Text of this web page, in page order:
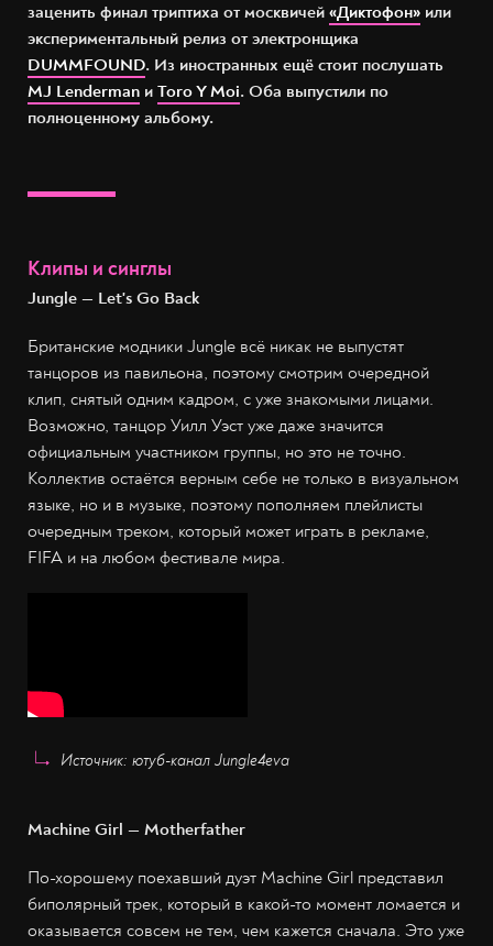
заценить финал триптиха от москвичей «Диктофон» или
экспериментальный релиз от электронщика
DUMMFOUND. Из иностранных ещё стоит послушать
MJ Lenderman и Toro Y Moi. Оба выпустили по
полноценному альбому.
Клипы и синглы
Jungle — Let's Go Back
Британские модники Jungle всё никак не выпустят
танцоров из павильона, поэтому смотрим очередной
клип, снятый одним кадром, с уже знакомыми лицами.
Возможно, танцор Уилл Уэст уже даже значится
официальным участником группы, но это не точно.
Коллектив остаётся верным себе не только в визуальном
языке, но и в музыке, поэтому пополняем плейлисты
очередным треком, который может играть в рекламе,
FIFA и на любом фестивале мира.
Источник: ютуб-канал Jungle4eva
Machine Girl — Motherfather
По-хорошему поехавший дуэт Machine Girl представил
биполярный трек, который в какой-то момент ломается и
оказывается совсем не тем, чем кажется сначала. Это уже